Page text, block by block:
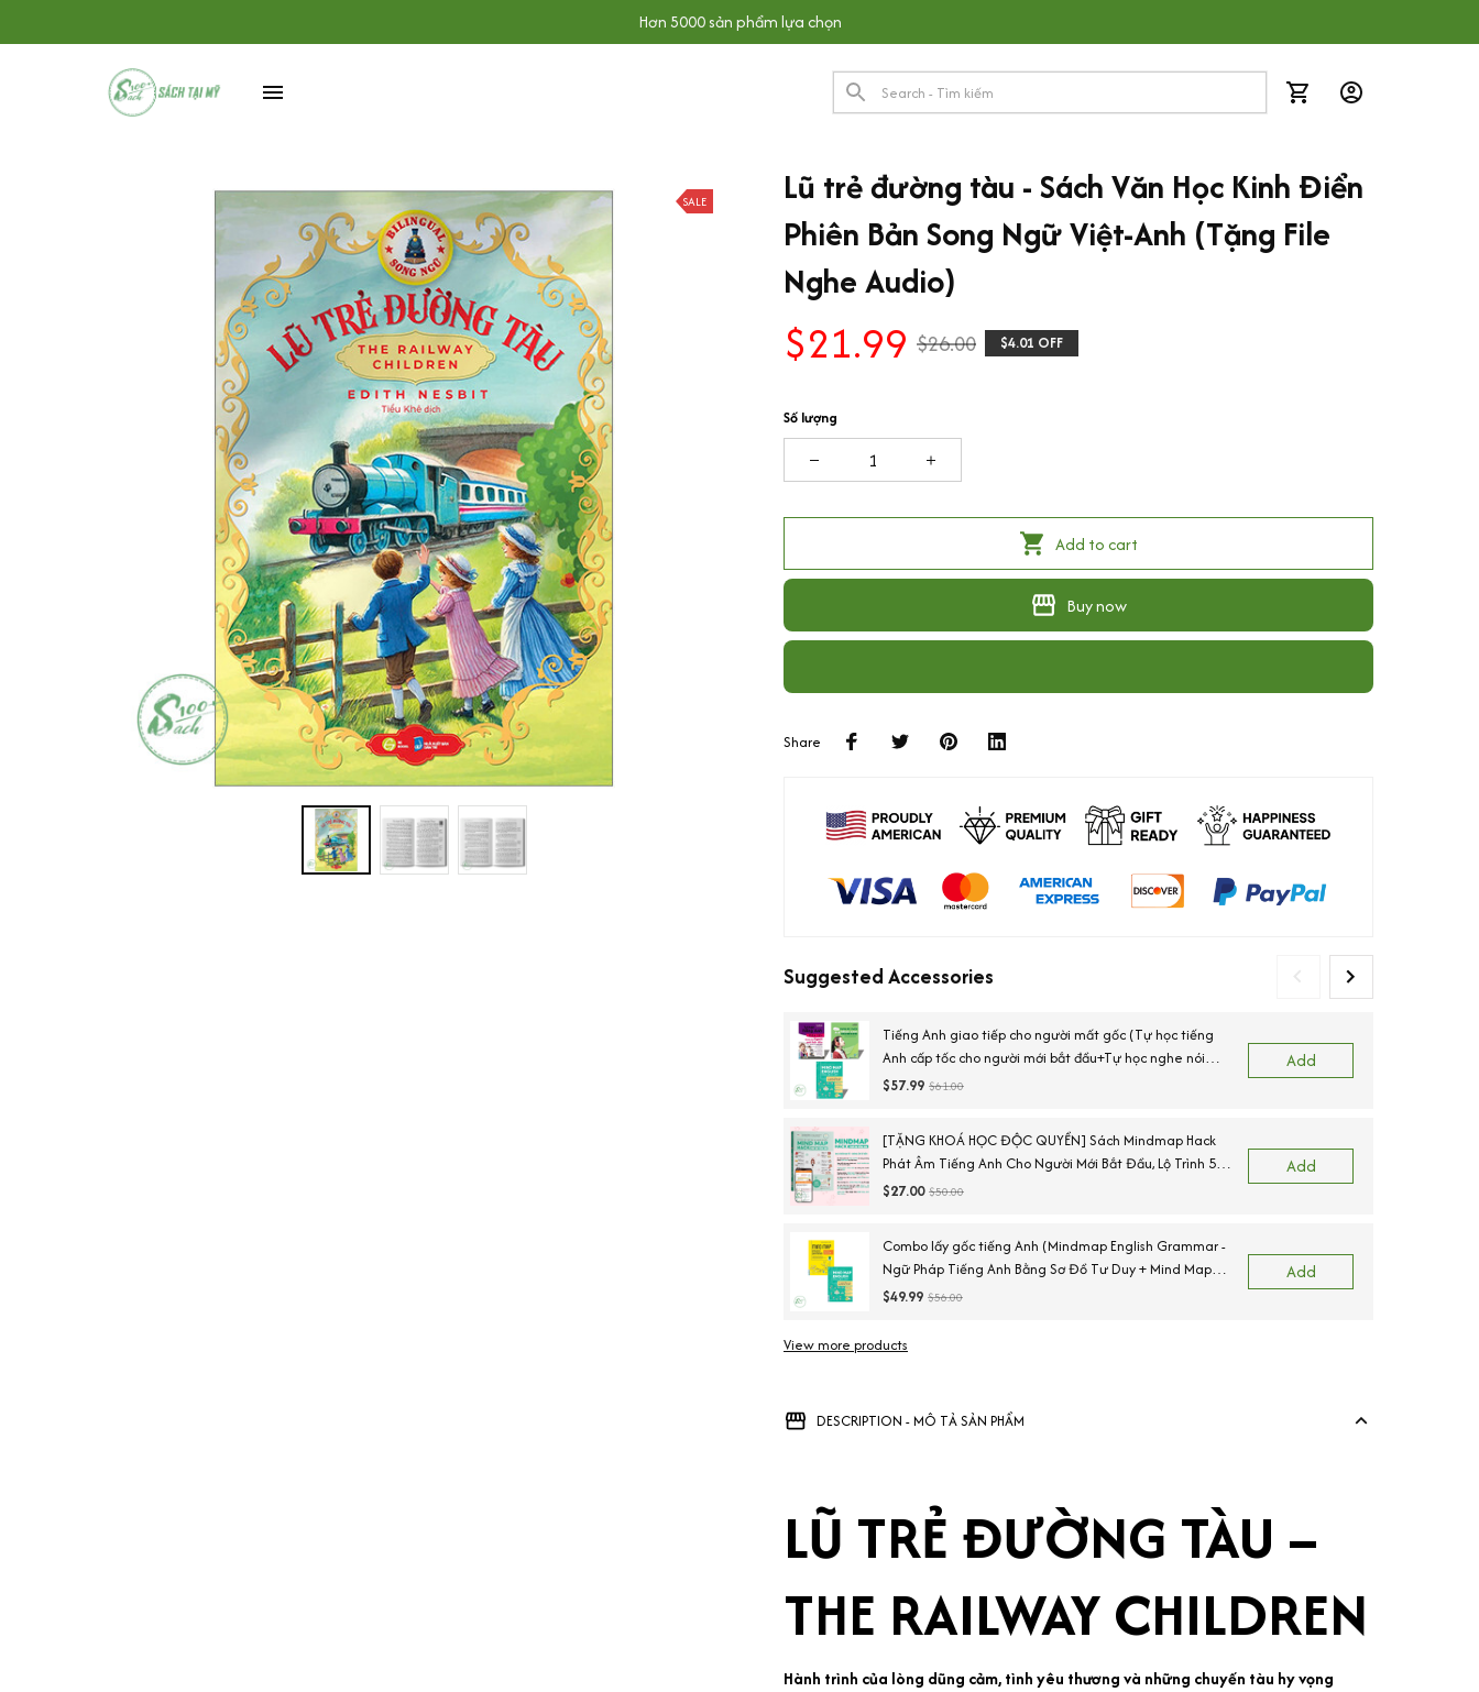
Hơn 5000 sản phẩm lựa chọn
SALE
Lũ trẻ đường tàu - Sách Văn Học Kinh Điển
Phiên Bản Song Ngữ Việt-Anh (Tặng File
Nghe Audio)
$21.99 $26.00 $4.01 OFF
Số lượng
Add to cart
Buy now
Share
Suggested Accessories
Tiếng Anh giao tiếp cho người mất gốc (Tự học tiếng
Anh cấp tốc cho người mới bắt đầu+Tự học nghe nói
tiếng Anh căn bản+Mindmap Vocabulary)
$57.99 $61.00
Add
[TẶNG KHOÁ HỌC ĐỘC QUYỀN] Sách Mindmap Hack
Phát Âm Tiếng Anh Cho Người Mới Bắt Đầu, Lộ Trình 55
Ngày Chinh Phục IPA
$27.00 $50.00
Add
Combo lấy gốc tiếng Anh (Mindmap English Grammar -
Ngữ Pháp Tiếng Anh Bằng Sơ Đồ Tư Duy + Mind Map
English Vocabulary - Từ Vựng Tiếng Anh Qua Sơ Đồ Tư
$49.99 $56.00
Add
View more products
DESCRIPTION - MÔ TẢ SẢN PHẨM
LŨ TRẺ ĐƯỜNG TÀU –
THE RAILWAY CHILDREN
Hành trình của lòng dũng cảm, tình yêu thương và những chuyến tàu hy vọng